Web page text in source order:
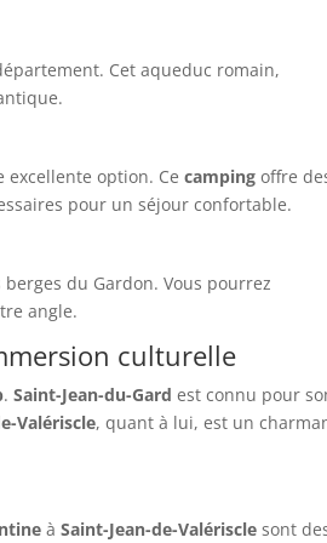
Cet aqueduc romain,
excellente option. Ce campingoffre
pour un séjour confortable.
du Gardon. Vous pourrez
angle.
culturelle
. Saint-Jean-du-Gard est connu pour
Valériscle, quant à lui, est un
à Saint-Jean-de-Valérisclesont